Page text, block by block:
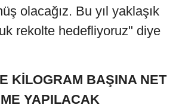
olacağız. Bu yıl yaklaşık
rekolte hedefliyoruz" diye
KİLOGRAM BAŞINA NET
YAPILACAK